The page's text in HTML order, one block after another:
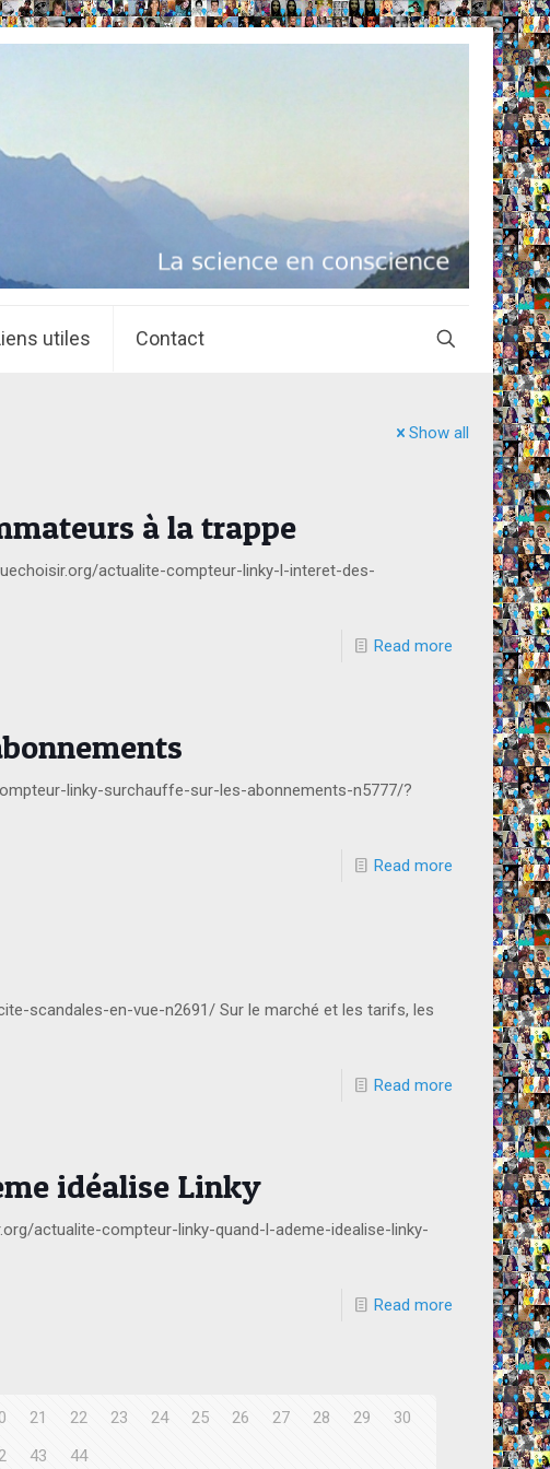
utiles Contact
Show all
à la trappe
actualite-compteur-linky-l-interet-des-
Read more
linky-surchauffe-sur-les-abonnements-n5777/?
Read more
scandales-en-vue-n2691/ Sur le marché et les tarifs, les
Read more
idéalise Linky
actualite-compteur-linky-quand-l-ademe-idealise-linky-
Read more
21 22 23 24 25 26 27 28 29
30
43 44